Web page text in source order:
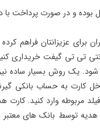
و در صورت پرداخت با
عزیزانتان فراهم کرده
تی تی گیفت خریداری
شود. یک روش بسیار ساده
کارت به حساب بانکی
مربوطه وارد کنید.